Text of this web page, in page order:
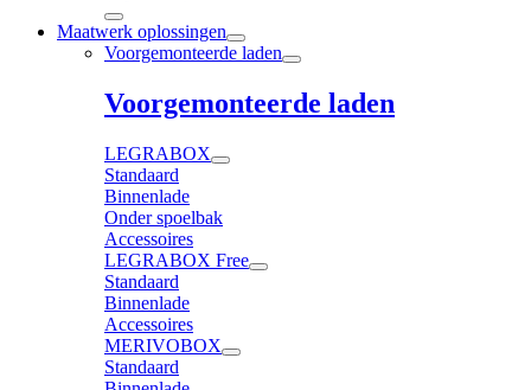
Maatwerk oplossingen
Voorgemonteerde laden
Voorgemonteerde laden
LEGRABOX
Standaard
Binnenlade
Onder spoelbak
Accessoires
LEGRABOX Free
Standaard
Binnenlade
Accessoires
MERIVOBOX
Standaard